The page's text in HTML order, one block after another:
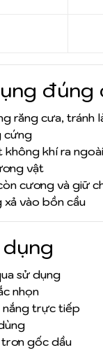
đúng
răng cưa, tránh
cứng
khí ra ngoài
vật
cương và giữ
xả vào bồn cầu
sử dụng
nhọn
nắng trực tiếp
gốc dầu